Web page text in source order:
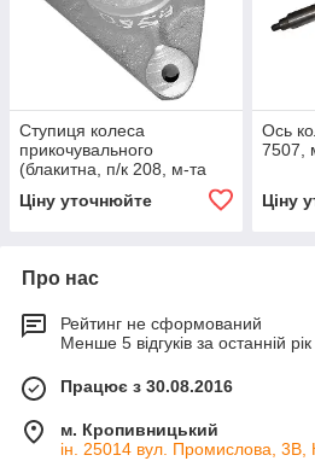
Ступиця колеса
прикочувального
(блакитна, п/к 208, м-та
55х80) СУПН, СУПН-8А,
УПС.
Ціну уточнюйте
Ось
7507,
Ціну
Про нас
Рейтинг не сформований
Менше 5 відгуків за останній рік
Працює з 30.08.2016
м. Кропивницький
ін. 25014 вул. Промислова, 3В,